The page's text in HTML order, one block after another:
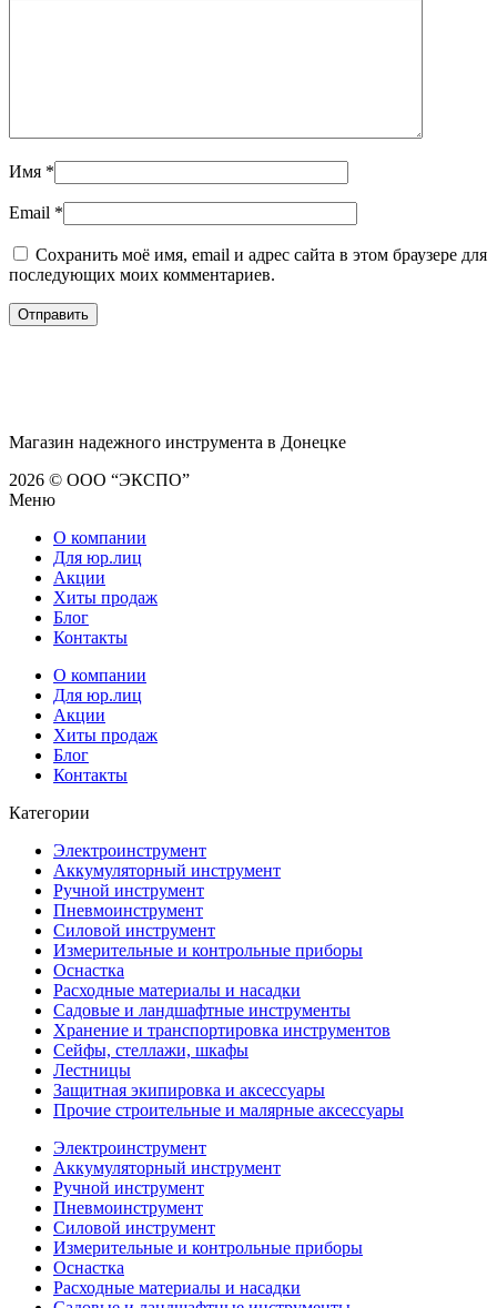
Имя *
Email *
Сохранить моё имя, email и адрес сайта в этом браузере для
последующих моих комментариев.
Магазин надежного инструмента в Донецке
2026 © ООО “ЭКСПО”
Меню
О компании
Для юр.лиц
Акции
Хиты продаж
Блог
Контакты
О компании
Для юр.лиц
Акции
Хиты продаж
Блог
Контакты
Категории
Электроинструмент
Аккумуляторный инструмент
Ручной инструмент
Пневмоинструмент
Силовой инструмент
Измерительные и контрольные приборы
Оснастка
Расходные материалы и насадки
Садовые и ландшафтные инструменты
Хранение и транспортировка инструментов
Сейфы, стеллажи, шкафы
Лестницы
Защитная экипировка и аксессуары
Прочие строительные и малярные аксессуары
Электроинструмент
Аккумуляторный инструмент
Ручной инструмент
Пневмоинструмент
Силовой инструмент
Измерительные и контрольные приборы
Оснастка
Расходные материалы и насадки